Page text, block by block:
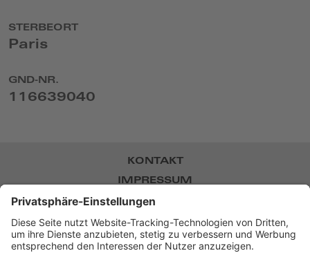
STERBEORT
Paris
GND-NR.
116639040
KONTAKT
IMPRESSUM
DATENSCHUTZ
NEWSLETTER
BARRIEREFREIHEIT